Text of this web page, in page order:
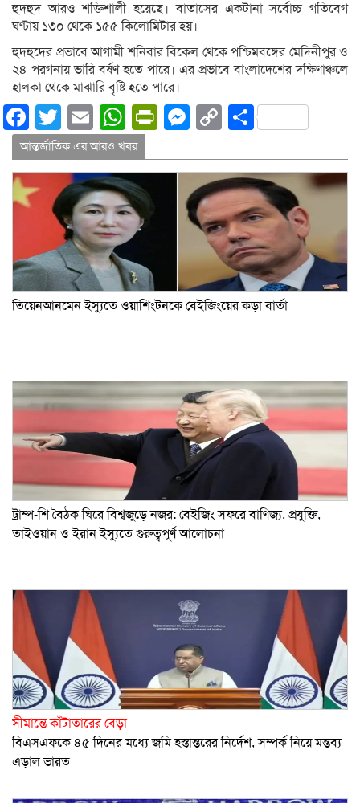
হুদহুদ আরও শক্তিশালী হয়েছে। বাতাসের একটানা সর্বোচ্চ গতিবেগ
ঘণ্টায় ১৩০ থেকে ১৫৫ কিলোমিটার হয়।
হুদহুদের প্রভাবে আগামী শনিবার বিকেল থেকে পশ্চিমবঙ্গের মেদিনীপুর ও
২৪ পরগনায় ভারি বর্ষণ হতে পারে। এর প্রভাবে বাংলাদেশের দক্ষিণাঞ্চলে
হালকা থেকে মাঝারি বৃষ্টি হতে পারে।
Facebook
Twitter
EmailWhatsApp
PrintFriendly
Messenger
CopyShare
আন্তর্জাতিক এর আরও খবর
তিয়েনআনমেন ইস্যুতে ওয়াশিংটনকে বেইজিংয়ের কড়া বার্তা
ট্রাম্প-শি বৈঠক ঘিরে বিশ্বজুড়ে নজর: বেইজিং সফরে বাণিজ্য, প্রযুক্তি,
তাইওয়ান ও ইরান ইস্যুতে গুরুত্বপূর্ণ আলোচনা
সীমান্তে কাঁটাতারের বেড়া
বিএসএফকে ৪৫ দিনের মধ্যে জমি হস্তান্তরের নির্দেশ, সম্পর্ক নিয়ে মন্তব্য
এড়াল ভারত